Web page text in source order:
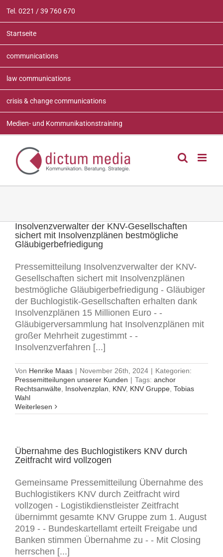
Inhalt
springen
Tel. 0221 / 39 760 670
Startseite
communications
law communications
crisis & change communications
Medien- und Kommunikationstraining
Insolvenzverwalter der KNV-Gesellschaften
sichert mit Insolvenzplänen bestmögliche
Gläubigerbefriedigung
Pressemitteilung Insolvenzverwalter der KNV-
Gesellschaften sichert mit Insolvenzplänen
bestmögliche Gläubigerbefriedigung - Gläubiger
der Buchlogistik-Gesellschaften erhalten dank
Insolvenzplänen 15 Millionen Euro - -
Gläubigerversammlung hat Insolvenzplänen mit
großer Mehrheit zugestimmt - -
Insolvenzverfahren [...]
Von Henrike Maas | November 26th, 2024 | Kategorien:
Pressemitteilungen unserer Kunden | Tags: anchor
Rechtsanwälte Insolvenzplan KNV, KNV Gruppe Tobias
Wahl
Weiterlesen
Übernahme des Buchlogistikers KNV durch
Zeitfracht wird vollzogen
Gemeinsame Pressemitteilung Übernahme des
Buchlogistikers KNV durch Zeitfracht wird
vollzogen - Logistikdienstleister Zeitfracht
übernimmt gesamte KNV Gruppe zum 1. August
2019 - - Bundeskartellamt erteilt Freigabe und
Banken stimmen Übernahme zu - - Mit Closing
herrschen [...]